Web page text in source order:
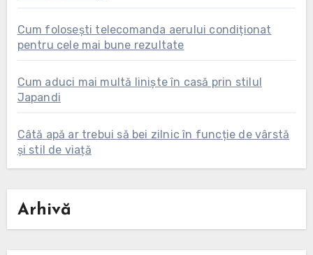
Cum folosești telecomanda aerului condiționat
pentru cele mai bune rezultate
Cum aduci mai multă liniște în casă prin stilul
Japandi
Câtă apă ar trebui să bei zilnic în funcție de vârstă
și stil de viață
Arhivă